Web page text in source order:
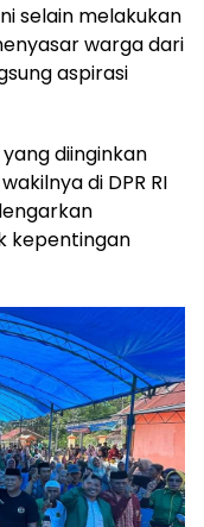
selain melakukan
warga dari
aspirasi
diinginkan
di DPR RI
kepentingan